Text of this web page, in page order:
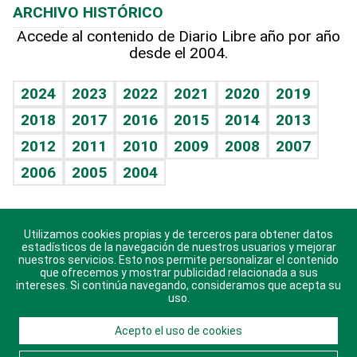
Hablando con el pediatra
Vida y familia
Eñe
Celebrando la vida
Sin complejos
En pocas palabras
Escuchando al corazón
Economía Personal
Línea de hit
TBT Deportivo
Hecho en casa
Guía del dinero
Cumpleaños
Horóscopos
Crucigramas
ARCHIVO HISTÓRICO
Accede al contenido de Diario Libre año por año
desde el 2004.
2024 2023 2022 2021 2020
2019
2018
2017 2016 2015 2014
2013
2012
2011 2010 2009 2008
2007
2006
2005 2004
Descarga nuestras aplicaciones para Android, iOS y
sistema Huawei.
© 2021 Diario Libre, todos los derechos reservados.
Utilizamos cookies propias y de terceros para obtener datos
estadísticos de la navegación de nuestros usuarios y mejorar
nuestros servicios. Esto nos permite personalizar el contenido
que ofrecemos y mostrar publicidad relacionada a sus
intereses. Si continúa navegando, consideramos que acepta su
uso.
Acepto el uso de cookies